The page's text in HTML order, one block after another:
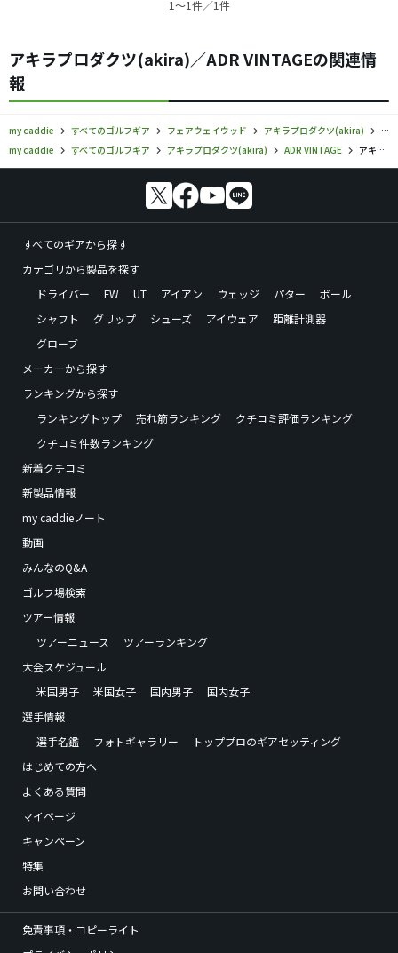
1〜1件／1件
アキラプロダクツ(akira)／ADR VINTAGEの関連情
報
my caddie すべてのゴルフギア フェアウェイウッド アキラプロダクツ(akira)
ア
my caddie
すべてのゴルフギア アキラプロダクツ(akira) ADR VINTAGE アキラプロダクツ／ADR VINTAGE／フェアウェイウッドの口コミ評価
すべてのギアから探す
カテゴリから製品を探す
ドライバー
FW UT アイアン ウェッジ パター
ボール
シャフト
グリップ シューズ アイウェア
距離計測器
グローブ
メーカーから探す
ランキングから探す
ランキングトップ
売れ筋ランキング
クチコミ評価ランキング
クチコミ件数ランキング
新着クチコミ
新製品情報
my caddieノート
動画
みんなのQ&A
ゴルフ場検索
ツアー情報
ツアーニュース
ツアーランキング
大会スケジュール
米国男子
米国女子 国内男子
国内女子
選手情報
選手名鑑
フォトギャラリー
トッププロのギアセッティング
はじめての方へ
よくある質問
マイページ
キャンペーン
特集
お問い合わせ
免責事項・コピーライト